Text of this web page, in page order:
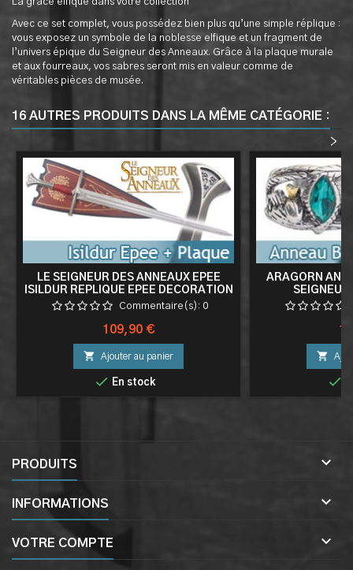
La grâce elfique dans votre collection
Avec ce set complet, vous possédez bien plus qu’une simple réplique :
vous exposez un symbole de la noblesse elfique et un fragment de
l’univers épique du Seigneur des Anneaux. Grâce à la plaque murale
et aux fourreaux, vos sabres seront mis en valeur comme de
véritables pièces de musée.
16 AUTRES PRODUITS DANS LA MÊME CATÉGORIE :
>
LE SEIGNEUR DES ANNEAUX EPEE
ISILDUR REPLIQUE EPEE DECORATION
Commentaire(s): 0
Prix
109,90 €
 Ajouter au panier
 En stock
ARAGORN
SEIGNEUR


PRODUITS 
INFORMATIONS 
VOTRE COMPTE 